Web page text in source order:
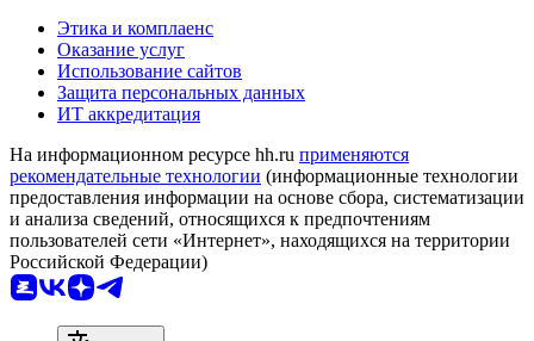
Этика и комплаенс
Оказание услуг
Использование сайтов
Защита персональных данных
ИТ аккредитация
На информационном ресурсе hh.ru применяются
рекомендательные технологии (информационные технологии
предоставления информации на основе сбора, систематизации
и анализа сведений, относящихся к предпочтениям
пользователей сети «Интернет», находящихся на территории
Российской Федерации)